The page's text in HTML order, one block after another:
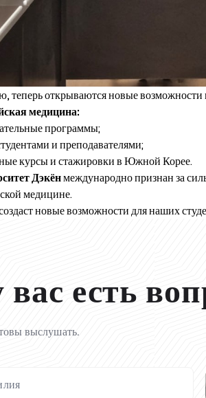
теперь открываются новые возможности
медицина:
программы;
и преподавателями;
курсы и стажировки в Южной Корее.
Дэкёнмеждународно признан за
медицине.
новые возможности для наших
вас есть
выслушать.